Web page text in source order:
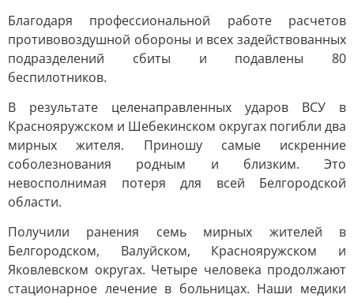
Благодаря профессиональной работе расчетов
противовоздушной обороны и всех задействованных
подразделений сбиты и подавлены 80
беспилотников.
В результате целенаправленных ударов ВСУ в
Краснояружском и Шебекинском округах погибли два
мирных жителя. Приношу самые искренние
соболезнования родным и близким. Это
невосполнимая потеря для всей Белгородской
области.
Получили ранения семь мирных жителей в
Белгородском, Валуйском, Краснояружском и
Яковлевском округах. Четыре человека продолжают
стационарное лечение в больницах. Наши медики